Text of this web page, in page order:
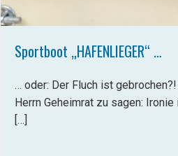
Sportboot „HAFENLIEGER“ …
… oder: Der Fluch ist
Herrn Geheimrat zu sagen:
[…]